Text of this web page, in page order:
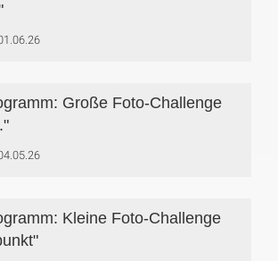
Große Foto-Challenge
Kleine Foto-Challenge